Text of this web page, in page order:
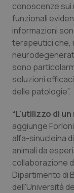
Provincia
Puglia
Sardegna
Sicilia
Toscana
Umbria
Valle
Malattie
Malattia
Obesità
conoscenze sui
funzionali
informazioni
terapeutici che,
sono
soluzioni
delle patologie”.
“L'utilizzo di
aggiunge
alfa-sinucleina
animali da
collaborazione
Dipartimento di
dell'Università